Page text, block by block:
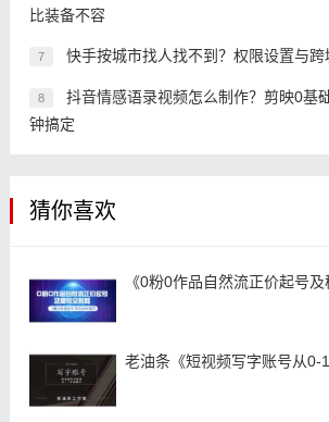
比装备不容
7 快手按城市找人找不到？权限设置与
8
抖音情感语录视频怎么制作？剪映0基
钟搞定
猜你喜欢
《0粉0作品自然流正价起号及
老油条《短视频写字账号从0-